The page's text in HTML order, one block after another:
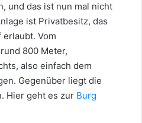
und das ist nun mal nicht
ist Privatbesitz, das
Vom
800 Meter,
also einfach dem
Gegenüber liegt die
Hier geht es zur Burg